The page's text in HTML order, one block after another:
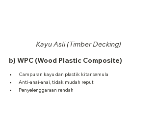
Kayu Asli (Timber Decking)
b) WPC (Wood Plastic Composite)
Campuran kayu dan plastik kitar semula
Anti-anai-anai, tidak mudah reput
Penyelenggaraan rendah